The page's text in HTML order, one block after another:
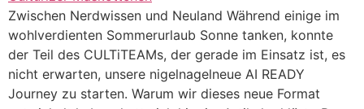
Zwischen Nerdwissen und Neuland Während einige im
wohlverdienten Sommerurlaub Sonne tanken, konnte
der Teil des CULTiTEAMs, der gerade im Einsatz ist, es
nicht erwarten, unsere nigelnagelneue AI READY
Journey zu starten. Warum wir dieses neue Format